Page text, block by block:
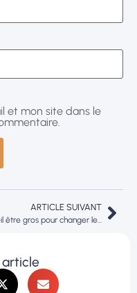
et mon site dans le
ARTICLE SUIVANT
Faut-il être gros pour changer le monde ?